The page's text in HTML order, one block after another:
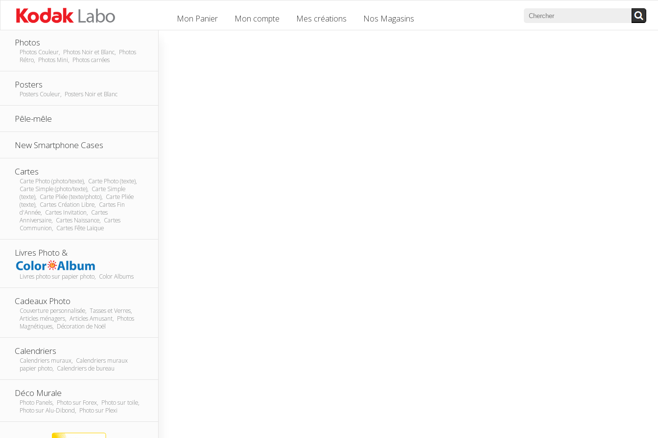
Mon Panier Mon compte Mes créations Nos Magasins
Photos
Photos Couleur, Photos Noir et Blanc, Photos
Rétro, Photos Mini, Photos carrées
Posters
Posters Couleur, Posters Noir et Blanc
Pêle-mêle
New Smartphone Cases
Cartes
Carte Photo (photo/texte), Carte Photo (texte),
Carte Simple (photo/texte), Carte Simple
(texte), Carte Pliée (texte/photo), Carte Pliée
(texte), Cartes Création Libre, Cartes Fin
d'Année, Cartes Invitation, Cartes
Anniversaire, Cartes Naissance, Cartes
Communion, Cartes Fête Laïque
Livres Photo &
Livres photo sur papier photo, Color Albums
Cadeaux Photo
Couverture personnalisée, Tasses et Verres,
Articles ménagers, Articles Amusant, Photos
Magnétiques, Décoration de Noël
Calendriers
Calendriers muraux, Calendriers muraux
papier photo, Calendriers de bureau
Déco Murale
Photo Panels, Photo sur Forex, Photo sur toile,
Photo sur Alu-Dibond, Photo sur Plexi